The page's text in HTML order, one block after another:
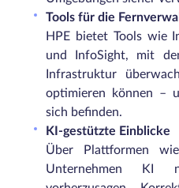
Tools für die
HPE bietet Tools wie
und InfoSight, mit
Infrastruktur
optimieren können –
sich befinden.
KI-gestützte Einblicke
Über Plattformen
Unternehmen KI